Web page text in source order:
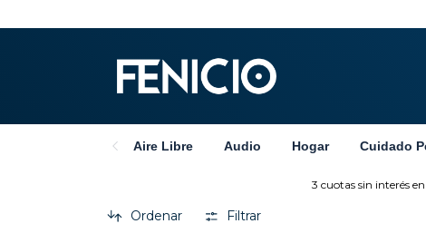
Aire Libre Audio Hogar Cuidado
3 cuotas sin interés en
Ordenar Filtrar